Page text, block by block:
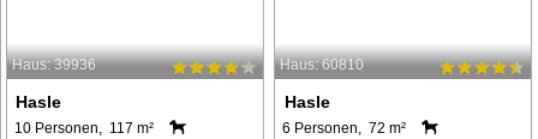
Haus: 39936
Hasle
10 Personen, 117 m²
Haus: 60810
Hasle
6 Personen, 72 m²